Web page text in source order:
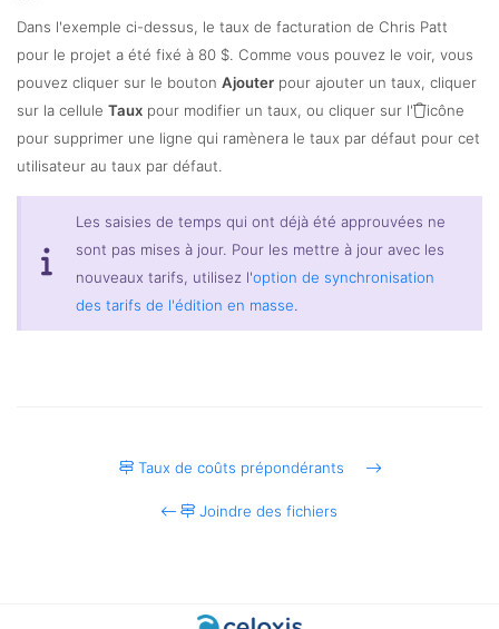
Dans l'exemple ci-dessus, le taux de facturation de Chris Patt
pour le projet a été fixé à 80 $. Comme vous pouvez le voir, vous
pouvez cliquer sur le bouton Ajouter pour ajouter un taux, cliquer
sur la cellule Taux pour modifier un taux, ou cliquer sur l'
icône
pour supprimer une ligne qui ramènera le taux par défaut pour cet
utilisateur au taux par défaut.
Les saisies de temps qui ont déjà été approuvées ne
sont pas mises à jour. Pour les mettre à jour avec les
nouveaux tarifs, utilisez l'option de synchronisation
des tarifs de l'édition en masse.
Taux de coûts prépondérants
Joindre des fichiers